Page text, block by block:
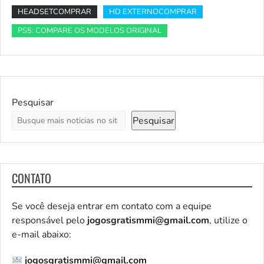
HEADSETCOMPRAR
HD EXTERNOCOMPRAR
PS5: COMPARE OS MODELOS ORIGINAL
Pesquisar
Pesquisar
CONTATO
Se você deseja entrar em contato com a equipe
responsável pelo jogosgratismmi@gmail.com, utilize o
e-mail abaixo:
jogosgratismmi@gmail.com